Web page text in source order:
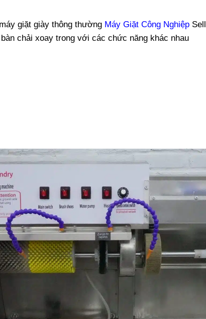
giặt giày thông thường Máy Giặt Công NghiệpSell
chải xoay trong với các chức năng khác nhau